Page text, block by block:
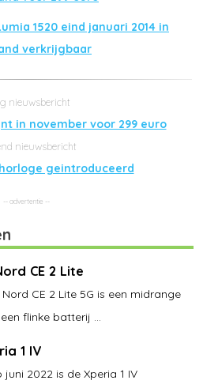
1520 eind januari 2014 in
verkrijgbaar
in november voor 299 euro
geintroduceerd
CE 2 Lite
Nord CE 2 Lite 5G is een midrange
flinke batterij ...
1 IV
juni 2022 is de Xperia 1 IV